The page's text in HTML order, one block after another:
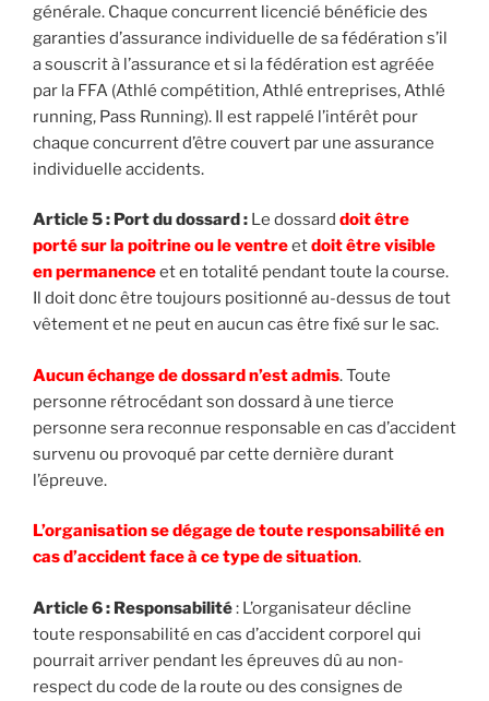
générale. Chaque concurrent licencié bénéficie des
garanties d’assurance individuelle de sa fédération s’il
a souscrit à l’assurance et si la fédération est agréée
par la FFA (Athlé compétition, Athlé entreprises, Athlé
running, Pass Running). Il est rappelé l’intérêt pour
chaque concurrent d’être couvert par une assurance
individuelle accidents.
Article 5 : Port du dossard : Le dossard doit être
porté sur la poitrine ou le ventreetdoit être visible
en permanenceet en totalité pendant toute la course.
Il doit donc être toujours positionné au-dessus de tout
vêtement et ne peut en aucun cas être fixé sur le sac.
Aucun échange de dossard n’est admis. Toute
personne rétrocédant son dossard à une tierce
personne sera reconnue responsable en cas d’accident
survenu ou provoqué par cette dernière durant
l’épreuve.
L’organisation se dégage de toute responsabilité en
cas d’accident face à ce type de situation.
Article 6 : Responsabilité: L’organisateur décline
toute responsabilité en cas d’accident corporel qui
pourrait arriver pendant les épreuves dû au non-
respect du code de la route ou des consignes de